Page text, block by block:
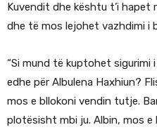
Kuvendit dhe kështu t’i
dhe të mos lejohet vazhdimi i
“Si mund të kuptohet sigurimi
edhe për Albulena Haxhiun?
mos e bllokoni vendin tutje.
plotësisht mbi ju. Albin, mos e